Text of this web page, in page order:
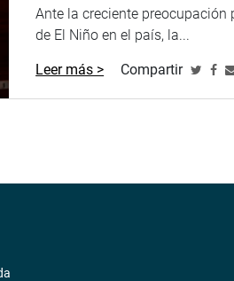
Ante la creciente
de El Niño en el país, la...
Leer más > Compartir